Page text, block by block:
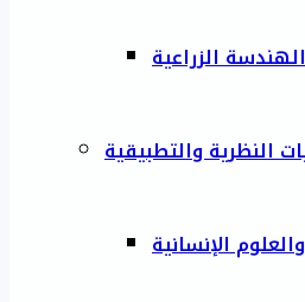
الزراعية
النظرية والتطبيقية
الإنسانية